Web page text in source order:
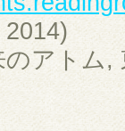
のアトム